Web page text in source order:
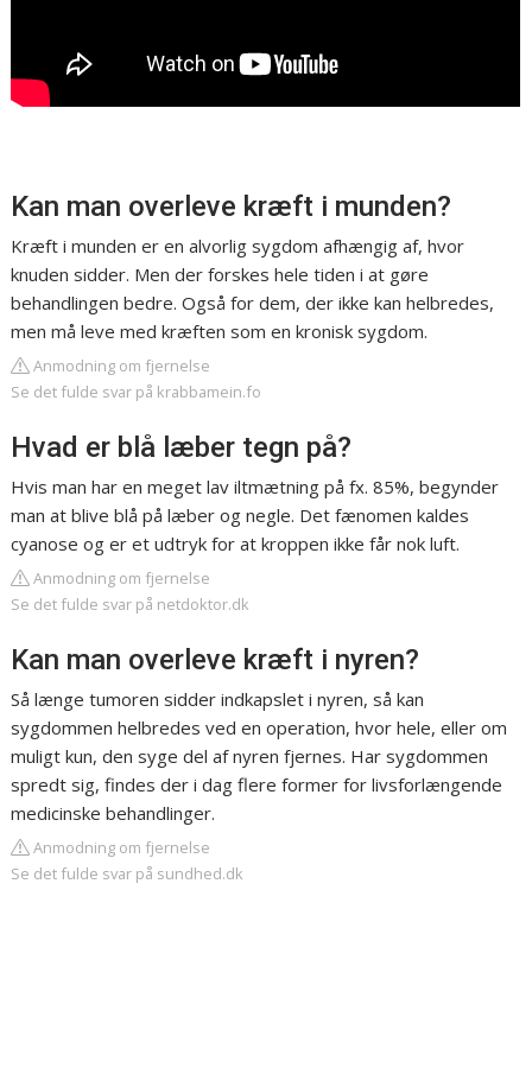
Kan man overleve kræft i munden?
Kræft i munden er en alvorlig sygdom afhængig af, hvor
knuden sidder. Men der forskes hele tiden i at gøre
behandlingen bedre. Også for dem, der ikke kan helbredes,
men må leve med kræften som en kronisk sygdom.
Anmodning om fjernelse
Se det fulde svar på krabbamein.fo
Hvad er blå læber tegn på?
Hvis man har en meget lav iltmætning på fx. 85%, begynder
man at blive blå på læber og negle. Det fænomen kaldes
cyanose og er et udtryk for at kroppen ikke får nok luft.
Anmodning om fjernelse
Se det fulde svar på netdoktor.dk
Kan man overleve kræft i nyren?
Så længe tumoren sidder indkapslet i nyren, så kan
sygdommen helbredes ved en operation, hvor hele, eller om
muligt kun, den syge del af nyren fjernes. Har sygdommen
spredt sig, findes der i dag flere former for livsforlængende
medicinske behandlinger.
Anmodning om fjernelse
Se det fulde svar på sundhed.dk